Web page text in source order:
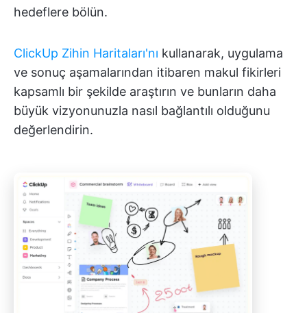
hedeflere bölün.
ClickUp Zihin Haritaları'nı kullanarak, uygulama
ve sonuç aşamalarından itibaren makul fikirleri
kapsamlı bir şekilde araştırın ve bunların daha
büyük vizyonunuzla nasıl bağlantılı olduğunu
değerlendirin.